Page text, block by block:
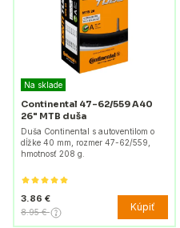
Na sklade
Continental 47-62/559 A40
26" MTB duša
Duša Continental s autoventilom o
dĺžke 40 mm, rozmer 47-62/559,
hmotnosť 208 g.
3.86 €
8.95 € Kúpiť